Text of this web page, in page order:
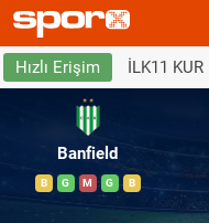
Hızlı Erişim İLK11 KUR
Banfield
B G M G B